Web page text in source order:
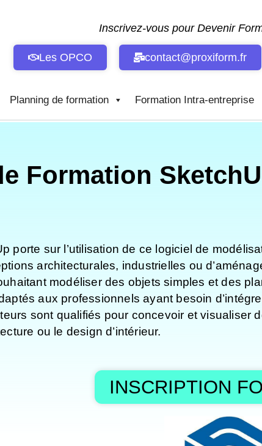
Inscrivez-vous pour Devenir
Les OPCO contact@proxiform.fr
Planning de formation Formation Intra-entreprise
Formation
porte sur l’utilisation de ce logiciel de
architecturales, industrielles ou
modéliser des objets simples et des
aux professionnels ayant besoin
sont qualifiés pour concevoir et visualiser
ou le design d’intérieur.
INSCRIPTION